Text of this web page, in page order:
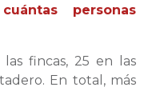
personas
fincas, 25 en las
En total, más